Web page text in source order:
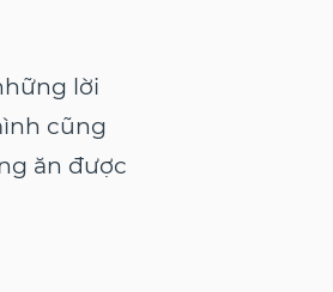
lời
cũng
ăn được